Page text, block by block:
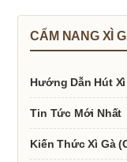
CẨM NANG XÌ
Hướng Dẫn Hút Xì
Tin Tức Mới Nhất
Kiến Thức Xì Gà